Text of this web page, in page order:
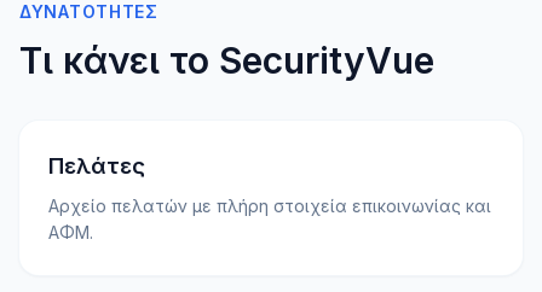
ΔΥΝΑΤΌΤΗΤΕΣ
Τι κάνει το SecurityVue
Πελάτες
Αρχείο πελατών με πλήρη στοιχεία επικοινωνίας και
ΑΦΜ.